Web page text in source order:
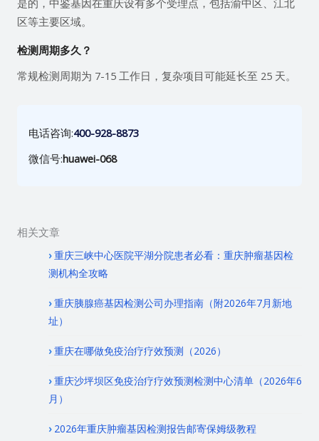
是的，中鉴基因在重庆设有多个受理点，包括渝中区、江北
区等主要区域。
检测周期多久？
常规检测周期为 7-15 工作日，复杂项目可能延长至 25 天。
电话咨询:400-928-8873
微信号:huawei-068
相关文章
重庆三峡中心医院平湖分院患者必看：重庆肿瘤基因检
测机构全攻略
重庆胰腺癌基因检测公司办理指南（附2026年7月新地
址）
重庆在哪做免疫治疗疗效预测（2026）
重庆沙坪坝区免疫治疗疗效预测检测中心清单（2026年6
月）
2026年重庆肿瘤基因检测报告邮寄保姆级教程